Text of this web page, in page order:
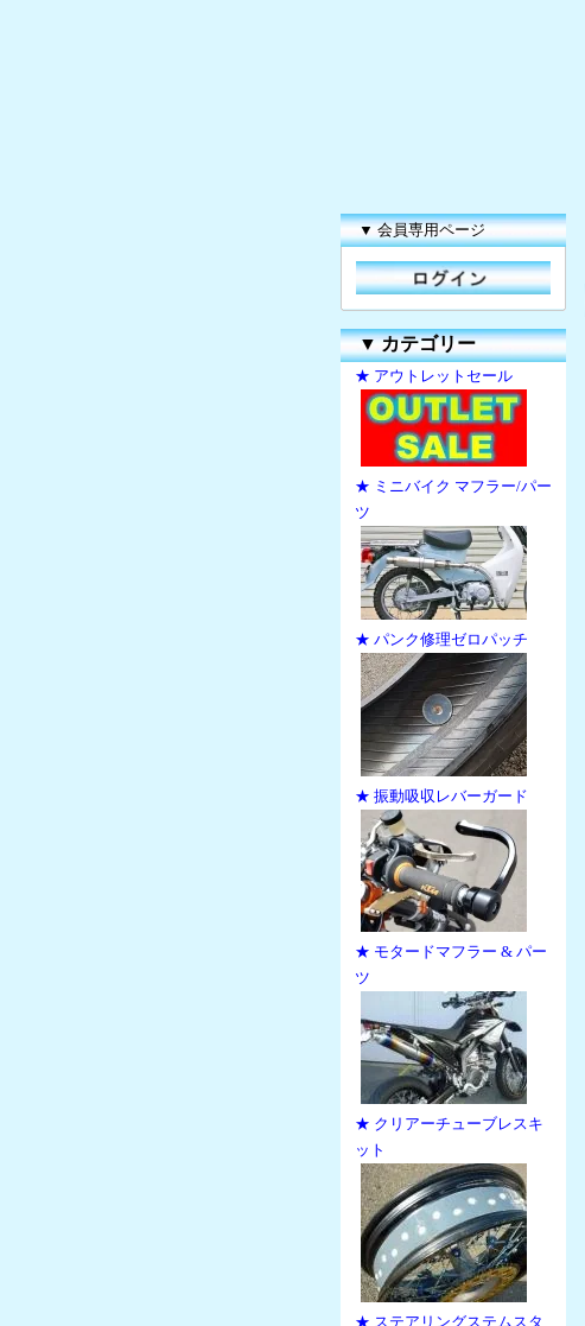
▼ 会員専用ページ
▼カテゴリー
★ アウトレットセール
★ ミニバイク マフラー/パー
ツ
★ パンク修理ゼロパッチ
★ 振動吸収レバーガード
★ モタードマフラー & パー
ツ
★ クリアーチューブレスキ
ット
★ ステアリングステムスタ